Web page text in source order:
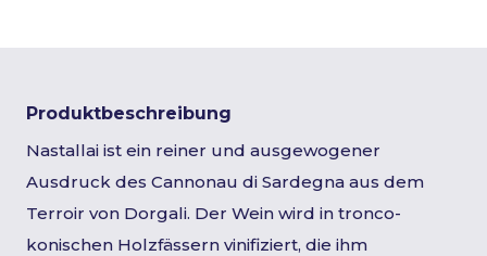
Produktbeschreibung
Nastallai ist ein reiner und ausgewogener
Ausdruck des Cannonau di Sardegna aus dem
Terroir von Dorgali. Der Wein wird in tronco-
konischen Holzfässern vinifiziert, die ihm